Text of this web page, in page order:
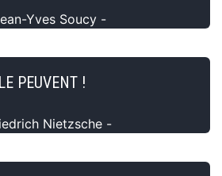
Yves Soucy -
PEUVENT !
Nietzsche -